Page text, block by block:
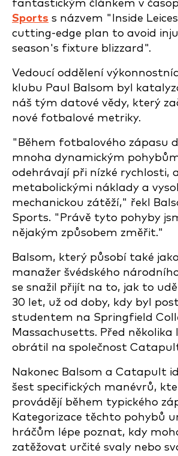
fantastickým článkem v
Sports s názvem "Inside
cutting-edge plan to avoid
season's fixture blizzard".
Vedoucí oddělení
klubu Paul Balsom byl
náš tým datové vědy, který
nové fotbalové metriky.
"Během fotbalového zápasu
mnoha dynamickým
odehrávají při nízké rychlosti,
metabolickými náklady a
mechanickou zátěží," řekl
Sports. "Právě tyto pohyby
nějakým způsobem změřit."
Balsom, který působí také
manažer švédského
se snažil přijít na to, jak to
30 let, už od doby, kdy byl
studentem na Springfield
Massachusetts. Před několika
obrátil na společnost
Nakonec Balsom a Catapult
šest specifických manévrů,
provádějí během typického
Kategorizace těchto pohybů
hráčům lépe poznat, kdy
zatěžovat určité svaly nebo